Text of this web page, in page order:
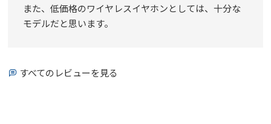
また、低価格のワイヤレスイヤホンとしては、十分な
モデルだと思います。
すべてのレビューを見る